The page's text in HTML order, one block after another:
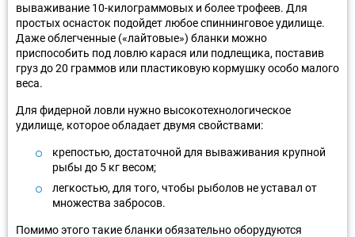
вываживание 10-килограммовых и более трофеев. Для
простых оснасток подойдет любое спиннинговое удилище.
Даже облегченные («лайтовые») бланки можно
приспособить под ловлю карася или подлещика, поставив
груз до 20 граммов или пластиковую кормушку особо малого
веса.
Для фидерной ловли нужно высокотехнологическое
удилище, которое обладает двумя свойствами:
крепостью, достаточной для вываживания крупной
рыбы до 5 кг весом;
легкостью, для того, чтобы рыболов не уставал от
множества забросов.
Помимо этого такие бланки обязательно оборудуются